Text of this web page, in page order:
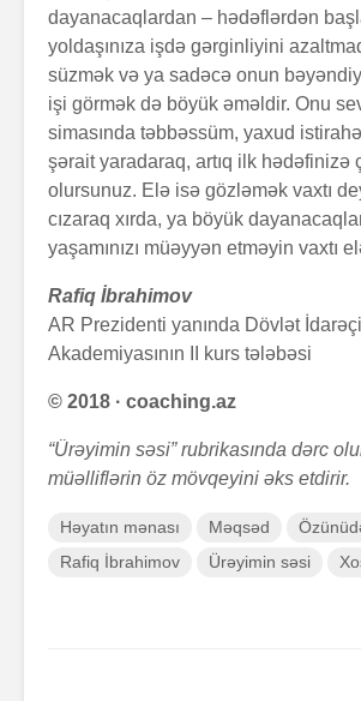
dayanacaqlardan – hədəflərdən
yoldaşınıza işdə gərginliyini
süzmək və ya sadəcə onun
işi görmək də böyük əməldir. Onu
simasında təbbəssüm, yaxud
şərait yaradaraq, artıq ilk hədəfinizə
olursunuz. Elə isə gözləmək vaxtı
cızaraq xırda, ya böyük
yaşamınızı müəyyən etməyin vaxtı
Rafiq İbrahimov
AR Prezidenti yanında Dövlət
Akademiyasının II kurs tələbəsi
© 2018 · coaching.az
“Ürəyimin səsi” rubrikasında dərc
müəlliflərin öz mövqeyini əks etdirir.
Həyatın mənası Məqsəd
Rafiq İbrahimov
Ürəyimin səsi